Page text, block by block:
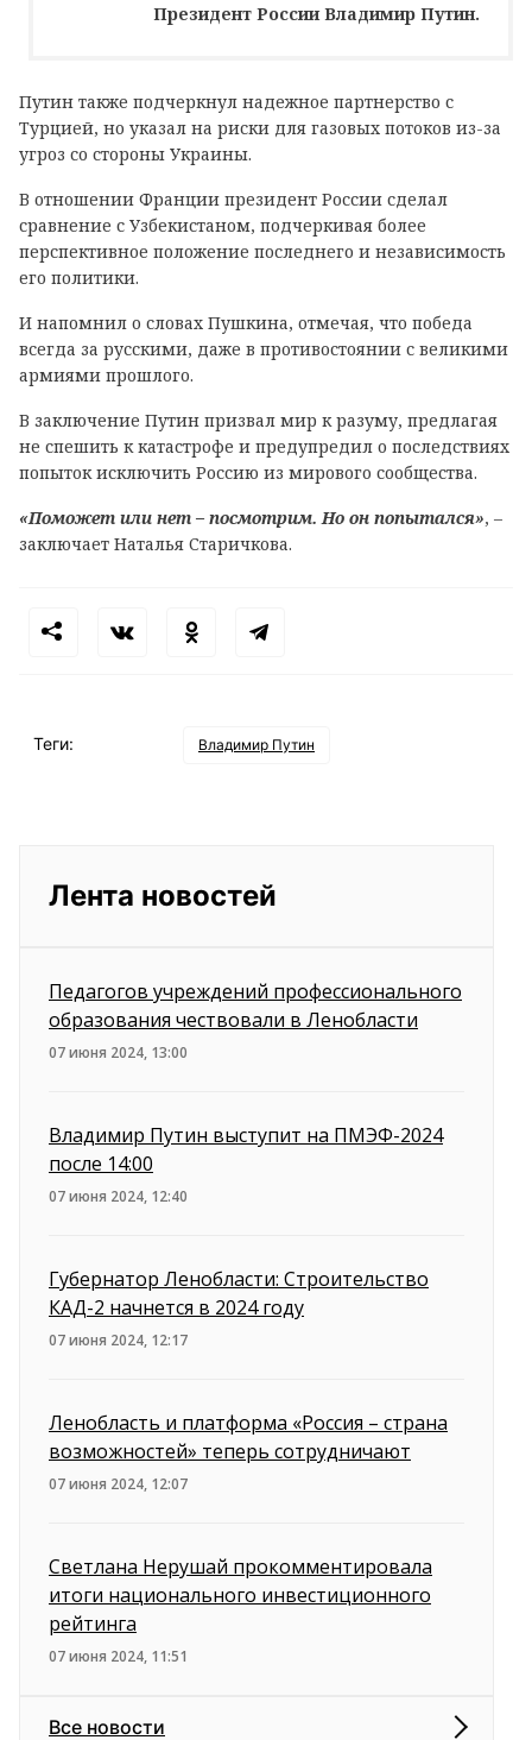
Президент России Владимир Путин.
Путин также подчеркнул надежное партнерство с
Турцией, но указал на риски для газовых потоков из-за
угроз со стороны Украины.
В отношении Франции президент России сделал
сравнение с Узбекистаном, подчеркивая более
перспективное положение последнего и независимость
его политики.
И напомнил о словах Пушкина, отмечая, что победа
всегда за русскими, даже в противостоянии с великими
армиями прошлого.
В заключение Путин призвал мир к разуму, предлагая
не спешить к катастрофе и предупредил о последствиях
попыток исключить Россию из мирового сообщества.
«Поможет или нет – посмотрим. Но он попытался», –
заключает Наталья Старичкова.
Теги: Владимир Путин
Лента новостей
Педагогов учреждений профессионального
образования чествовали в Ленобласти
07 июня 2024, 13:00
Владимир Путин выступит на ПМЭФ-2024
после 14:00
07 июня 2024, 12:40
Губернатор Ленобласти: Строительство
КАД-2 начнется в 2024 году
07 июня 2024, 12:17
Ленобласть и платформа «Россия – страна
возможностей» теперь сотрудничают
07 июня 2024, 12:07
Светлана Нерушай прокомментировала
итоги национального инвестиционного
рейтинга
07 июня 2024, 11:51
Все новости